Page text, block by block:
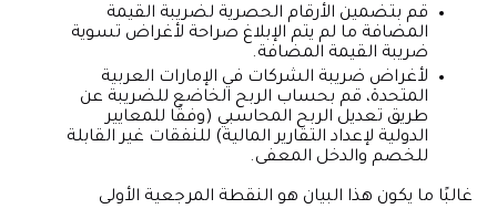
قم بتضمين الأرقام الحصرية لضريبة القيمة
المضافة ما لم يتم الإبلاغ صراحة لأغراض تسوية
ضريبة القيمة المضافة.
لأغراض ضريبة الشركات في الإمارات العربية
المتحدة، قم بحساب الربح الخاضع للضريبة عن
طريق تعديل الربح المحاسبي (وفقًا للمعايير
الدولية لإعداد التقارير المالية) للنفقات غير القابلة
للخصم والدخل المعفى.
غالبًا ما يكون هذا البيان هو النقطة المرجعية الأولى